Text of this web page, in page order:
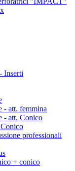
Inserti
- att. femmina
- att. Conico
professionali
+ conico